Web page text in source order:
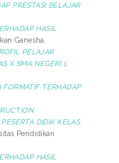
PRESTASI BELAJAR
HASIL
Ganesha.
PELAJAR
X SMA NEGERI 1
TERHADAP
DIDIK KELAS
Pendidikan
HASIL